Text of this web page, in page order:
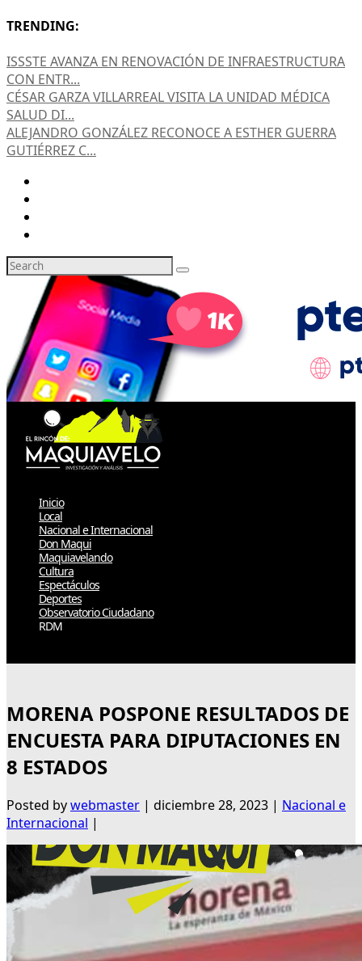
TRENDING:
ISSSTE AVANZA EN RENOVACIÓN DE INFRAESTRUCTURA
CON ENTR...
CÉSAR GARZA VILLARREAL VISITA LA UNIDAD MÉDICA
SALUD DI...
ALEJANDRO GONZÁLEZ RECONOCE A ESTHER GUERRA
GUTIÉRREZ C...
Inicio
Local
Nacional e Internacional
Don Maqui
Maquiavelando
Cultura
Espectáculos
Deportes
Observatorio Ciudadano
RDM
MORENA POSPONE RESULTADOS DE
ENCUESTA PARA DIPUTACIONES EN
8 ESTADOS
Posted bywebmaster | diciembre 28, 2023 | Nacional e
Internacional |